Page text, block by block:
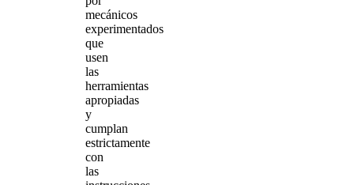
mecánicos
experimentados
que
usen
las
herramientas
apropiadas
y
cumplan
estrictamente
con
las